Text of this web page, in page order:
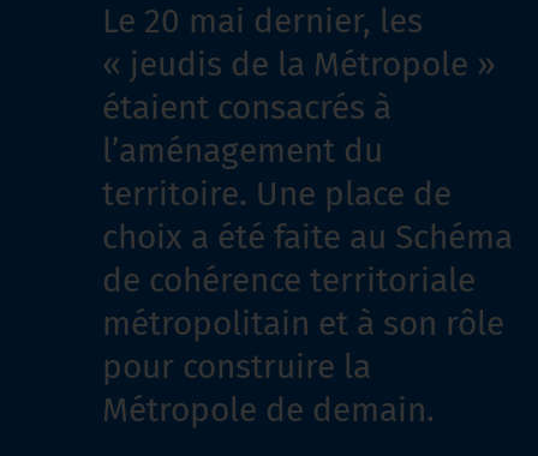
Le 20 mai dernier, les
« jeudis de la Métropole »
étaient consacrés à
l’aménagement du
territoire. Une place de
choix a été faite au Schéma
de cohérence territoriale
métropolitain et à son rôle
pour construire la
Métropole de demain.